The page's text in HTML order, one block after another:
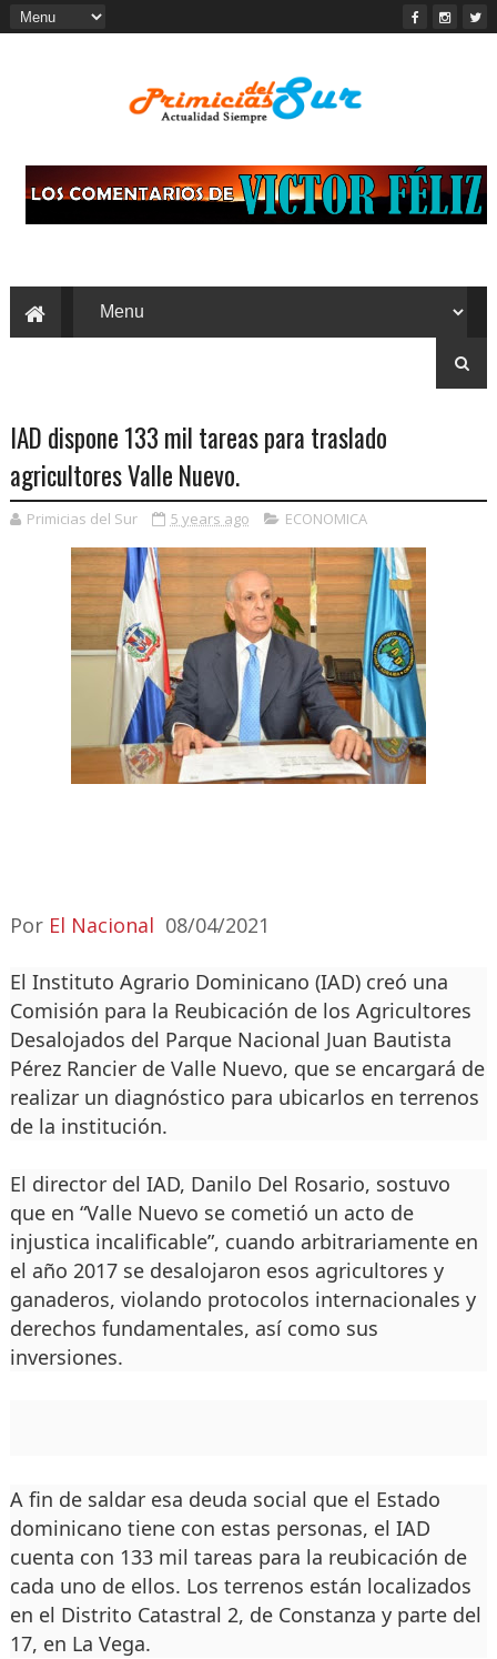
IAD dispone 133 mil tareas para traslado
agricultores Valle Nuevo.
Primicias del Sur 5 years ago ECONOMICA
Por El Nacional 08/04/2021
El Instituto Agrario Dominicano (IAD) creó una
Comisión para la Reubicación de los Agricultores
Desalojados del Parque Nacional Juan Bautista
Pérez Rancier de Valle Nuevo, que se encargará de
realizar un diagnóstico para ubicarlos en terrenos
de la institución.
El director del IAD, Danilo Del Rosario, sostuvo
que en “Valle Nuevo se cometió un acto de
injustica incalificable”, cuando arbitrariamente en
el año 2017 se desalojaron esos agricultores y
ganaderos, violando protocolos internacionales y
derechos fundamentales, así como sus
inversiones.
A fin de saldar esa deuda social que el Estado
dominicano tiene con estas personas, el IAD
cuenta con 133 mil tareas para la reubicación de
cada uno de ellos. Los terrenos están localizados
en el Distrito Catastral 2, de Constanza y parte del
17, en La Vega.